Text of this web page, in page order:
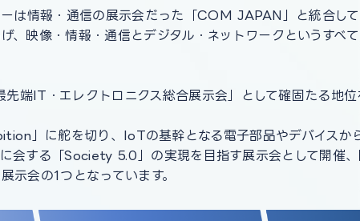
は情報・通信の展示会だった「COM JAPAN」と統合し
、映像・情報・通信とデジタル・ネットワークというすべ
端IT・エレクトロニクス総合展示会」として確固たる地位
」に舵を切り、IoTの基幹となる電子部品やデバイスか
会する「Society 5.0」の実現を目指す展示会として開催
示会の1つとなっています。